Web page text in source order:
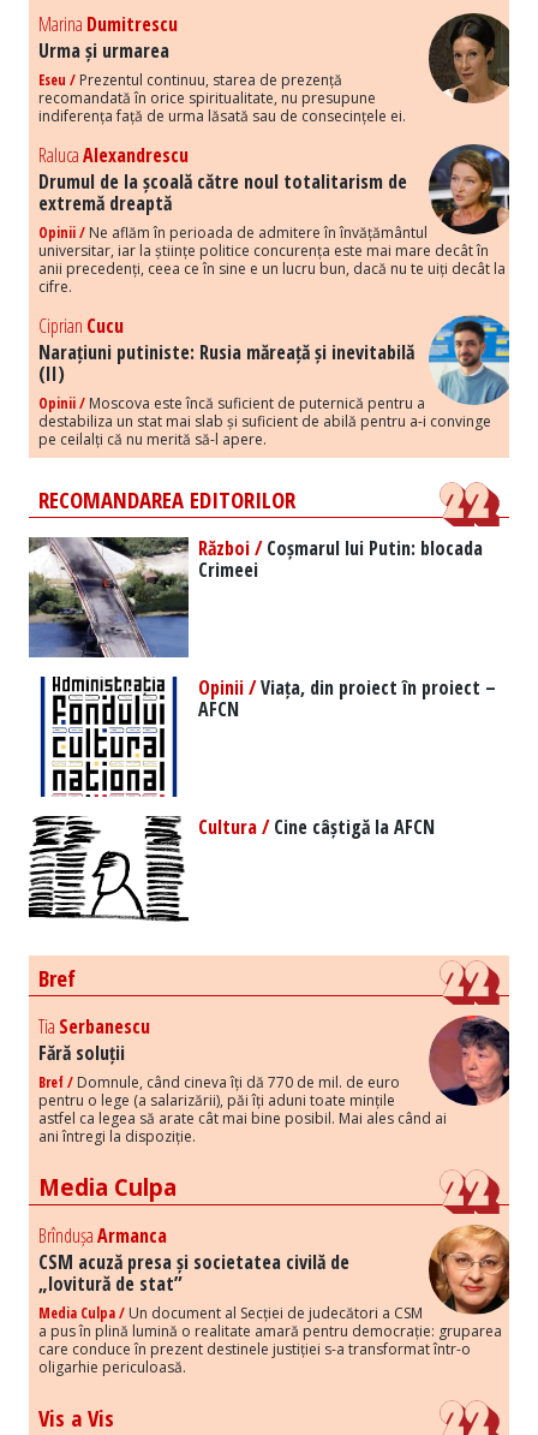
Marina Dumitrescu
Urma și urmarea
Eseu / Prezentul continuu, starea de prezență
recomandată în orice spiritualitate, nu presupune
indiferența față de urma lăsată sau de consecințele ei.
RalucaAlexandrescu
Drumul de la școală către noul totalitarism de
extremă dreaptă
Opinii / Ne aflăm în perioada de admitere în învățământul
universitar, iar la științe politice concurența este mai mare decât în
anii precedenți, ceea ce în sine e un lucru bun, dacă nu te uiți decât la
cifre.
Ciprian Cucu
Narațiuni putiniste: Rusia măreață și inevitabilă
(II)
Opinii / Moscova este încă suficient de puternică pentru a
destabiliza un stat mai slab și suficient de abilă pentru a-i convinge
pe ceilalți că nu merită să-l apere.
RECOMANDAREA EDITORILOR
Război /Coșmarul lui Putin: blocada
Crimeei
Opinii /Viața, din proiect în proiect –
AFCN
Cultura /Cine câștigă la AFCN
Bref
Tia Serbanescu
Fără soluții
Bref / Domnule, când cineva îți dă 770 de mil. de euro
pentru o lege (a salarizării), păi îți aduni toate mințile
astfel ca legea să arate cât mai bine posibil. Mai ales când ai
ani întregi la dispoziție.
Media Culpa
BrîndușaArmanca
CSM acuză presa și societatea civilă de
„lovitură de stat”
Media Culpa / Un document al Secției de judecători a CSM
a pus în plină lumină o realitate amară pentru democrație: gruparea
care conduce în prezent destinele justiției s-a transformat într-o
oligarhie periculoasă.
Vis a Vis